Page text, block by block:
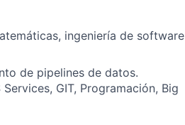
ingeniería de software
de pipelines de datos.
GIT, Programación, Big